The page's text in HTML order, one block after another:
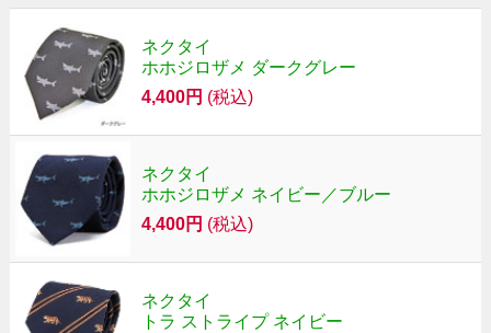
ネクタイ
ホホジロザメ ダークグレー
4,400円 (税込)
ネクタイ
ホホジロザメ ネイビー／ブルー
4,400円 (税込)
ネクタイ
トラ ストライプ ネイビー